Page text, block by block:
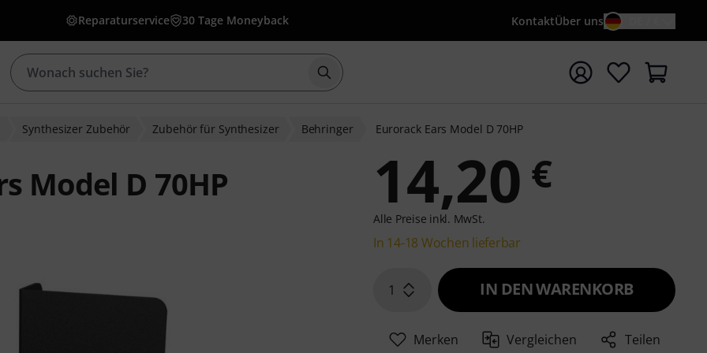
Reparaturservice 30 Tage Moneyback KontaktÜber uns
Suche mit Suchwort {searchTerm} starten
Synthesizer Zubehör Zubehör für Synthesizer Behringer Eurorack Ears Model D 70HP
Model D 70HP 14,20 €
Alle Preise inkl. MwSt.
In 14-18 Wochen lieferbar
1 IN DEN WARENKORB
Merken Vergleichen Teilen